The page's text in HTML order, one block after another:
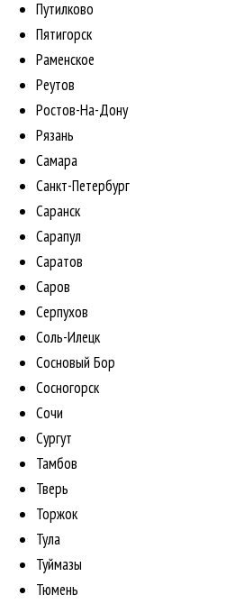
Путилково
Пятигорск
Раменское
Реутов
Ростов-На-Дону
Рязань
Самара
Санкт-Петербург
Саранск
Сарапул
Саратов
Саров
Серпухов
Соль-Илецк
Сосновый Бор
Сосногорск
Сочи
Сургут
Тамбов
Тверь
Торжок
Тула
Туймазы
Тюмень